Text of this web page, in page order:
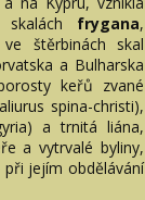
frygana,
štěrbinách skal
a Bulharska
keřů zvané
spina-christi),
a trnitá liána,
a vytrvalé byliny,
při jejím obdělávání